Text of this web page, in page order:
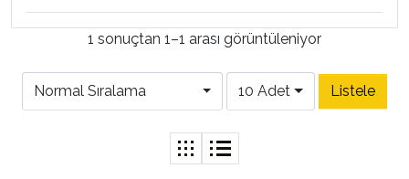
1 sonuçtan 1–1 arası görüntüleniyor
Normal Sıralama 10 Adet